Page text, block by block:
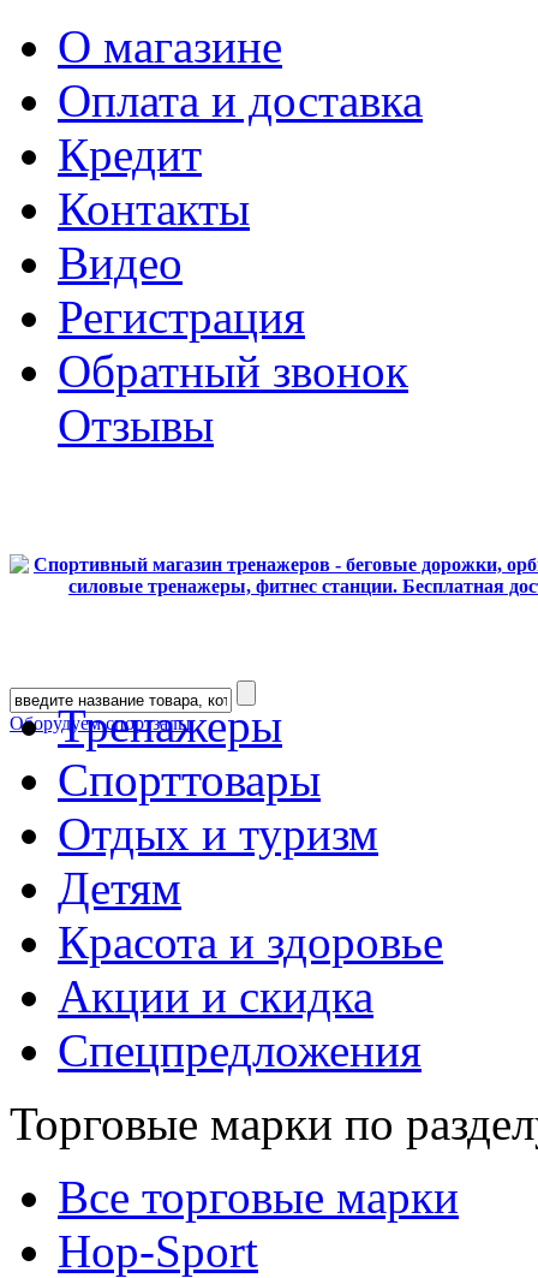
О магазине
Оплата и доставка
Кредит
Контакты
Видео
Регистрация
Обратный звонок
Отзывы
Оборудуем спортзалы
Тренажеры
Спорттовары
Отдых и туризм
Детям
Красота и здоровье
Акции и скидка
Спецпредложения
Торговые марки по
Все торговые марки
Hop-Sport